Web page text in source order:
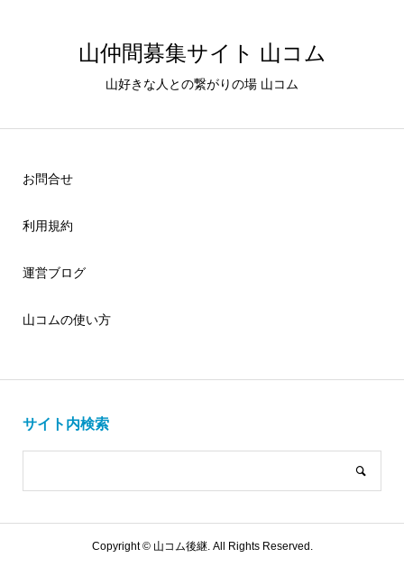
山仲間募集サイト 山コム
山好きな人との繋がりの場 山コム
お問合せ
利用規約
運営ブログ
山コムの使い方
サイト内検索
Copyright ©山コム後継. All Rights Reserved.